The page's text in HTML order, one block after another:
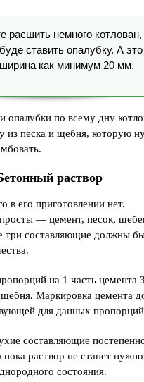
расшить немного
ставить опалубку. А это
как минимум 20 мм.
опалубки по всему дну
из песка и щебня, которую
раствор
в его приготовлении нет.
— цемент, песок,
три составляющие должны
на 1 часть цемента
щебня. Маркировка цемента
для данных
составляющие
раствор не станет
состояния.